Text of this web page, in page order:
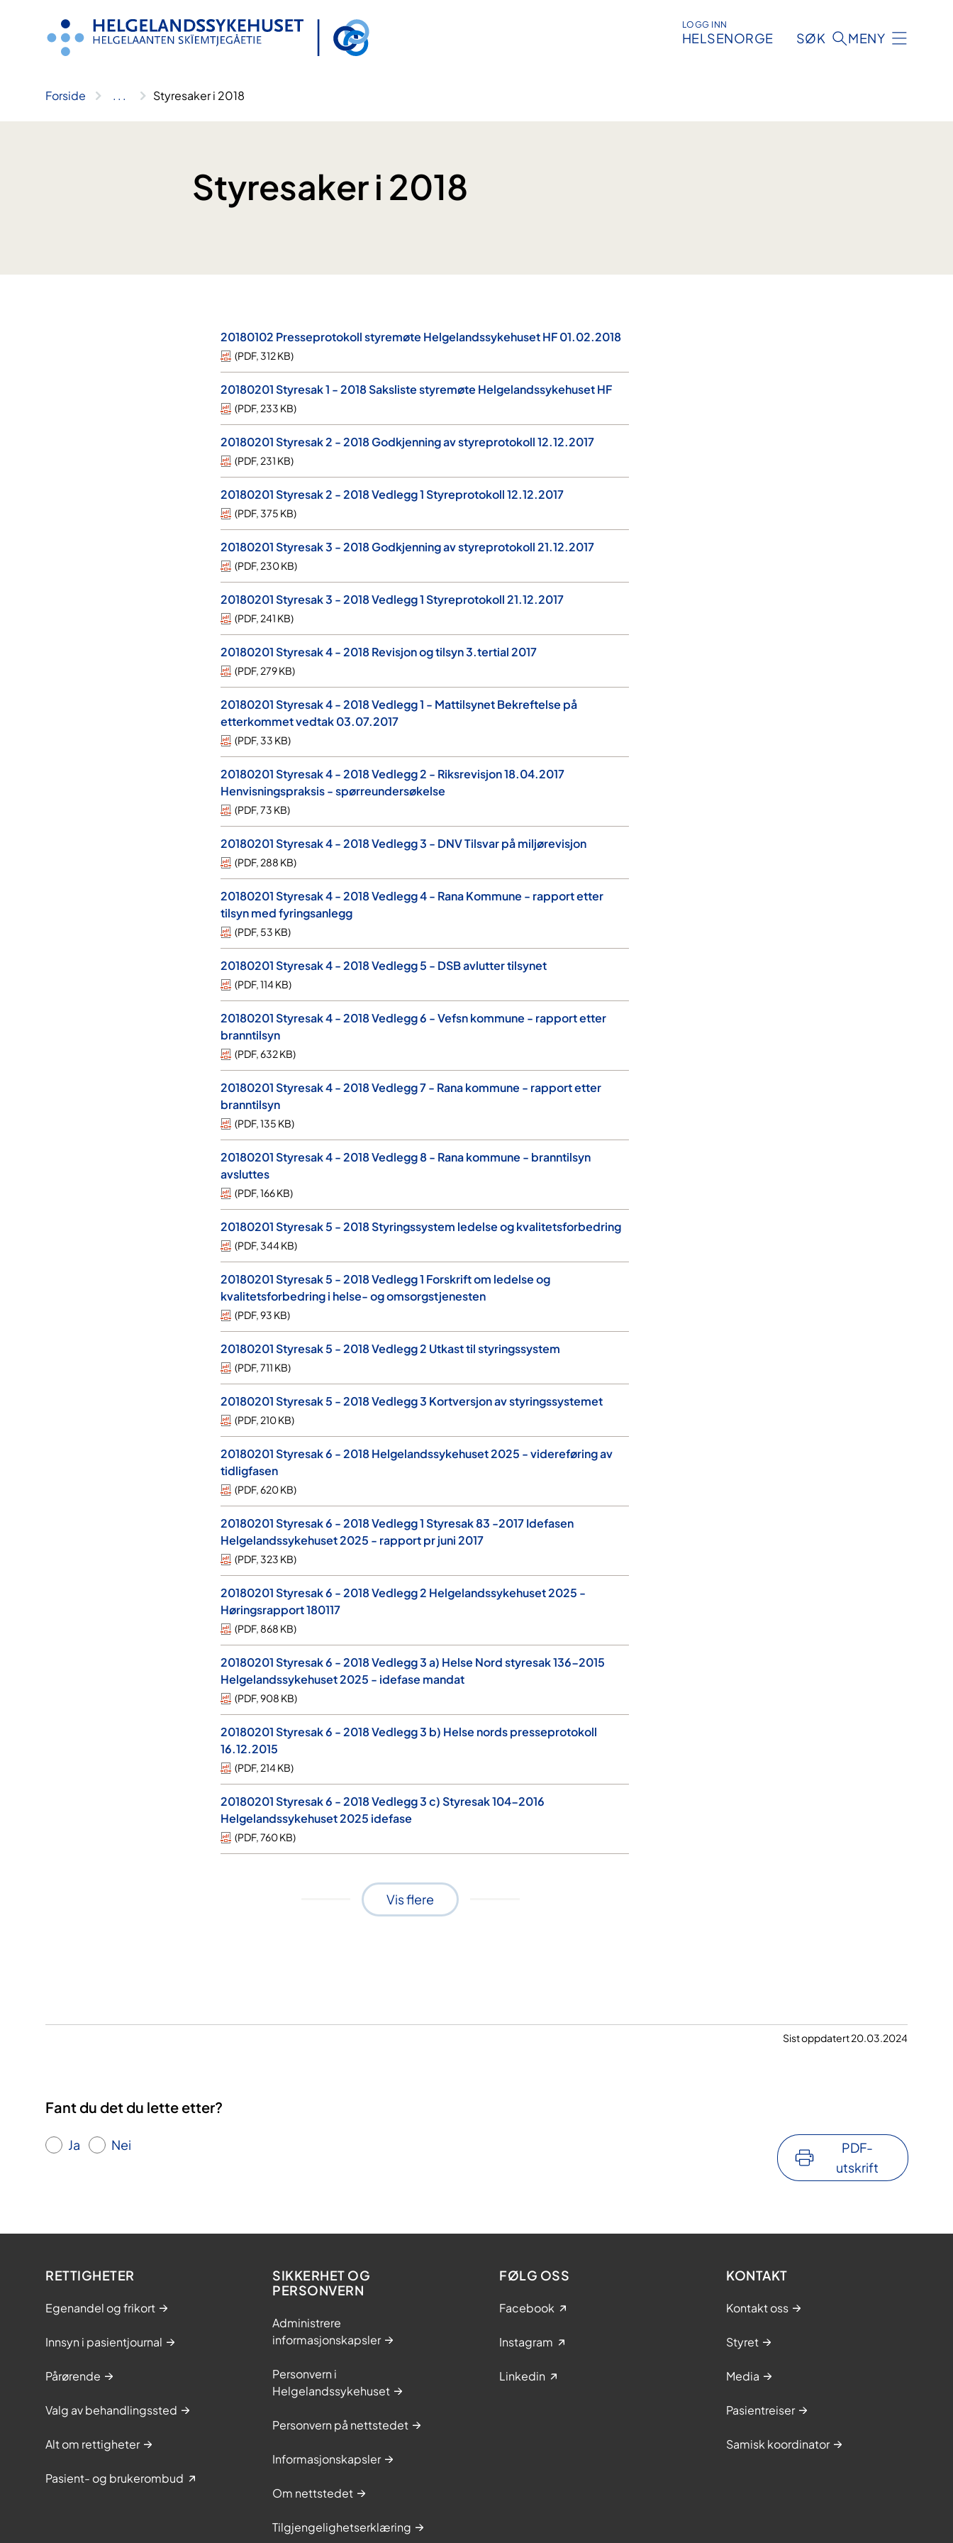
LOGG INN
HELSENORGE SØK MENY
Forside .. . Styresaker i 2018
Styresaker i 2018
20180102 Presseprotokoll styremøte Helgelandssykehuset HF 01.02.2018
(PDF, 312 KB)
20180201 Styresak 1 - 2018 Saksliste styremøte Helgelandssykehuset HF
(PDF, 233 KB)
20180201 Styresak 2 - 2018 Godkjenning av styreprotokoll 12.12.2017
(PDF, 231 KB)
20180201 Styresak 2 - 2018 Vedlegg 1 Styreprotokoll 12.12.2017
(PDF, 375 KB)
20180201 Styresak 3 - 2018 Godkjenning av styreprotokoll 21.12.2017
(PDF, 230 KB)
20180201 Styresak 3 - 2018 Vedlegg 1 Styreprotokoll 21.12.2017
(PDF, 241 KB)
20180201 Styresak 4 - 2018 Revisjon og tilsyn 3.tertial 2017
(PDF, 279 KB)
20180201 Styresak 4 - 2018 Vedlegg 1 - Mattilsynet Bekreftelse på
etterkommet vedtak 03.07.2017
(PDF, 33 KB)
20180201 Styresak 4 - 2018 Vedlegg 2 - Riksrevisjon 18.04.2017
Henvisningspraksis - spørreundersøkelse
(PDF,73 KB)
20180201 Styresak 4 - 2018 Vedlegg 3 - DNV Tilsvar på miljørevisjon
(PDF, 288 KB)
20180201 Styresak 4 - 2018 Vedlegg 4 - Rana Kommune - rapport etter
tilsyn med fyringsanlegg
(PDF, 53 KB)
20180201 Styresak 4 - 2018 Vedlegg 5 - DSB avlutter tilsynet
(PDF,114 KB)
20180201 Styresak 4 - 2018 Vedlegg 6 - Vefsn kommune - rapport etter
branntilsyn
(PDF,632 KB)
20180201 Styresak 4 - 2018 Vedlegg 7 - Rana kommune - rapport etter
branntilsyn
(PDF,135 KB)
20180201 Styresak 4 - 2018 Vedlegg 8 - Rana kommune - branntilsyn
avsluttes
(PDF,166 KB)
20180201 Styresak 5 - 2018 Styringssystem ledelse og kvalitetsforbedring
(PDF, 344 KB)
20180201 Styresak 5 - 2018 Vedlegg 1 Forskrift om ledelse og
kvalitetsforbedring i helse- og omsorgstjenesten
(PDF,93 KB)
20180201 Styresak 5 - 2018 Vedlegg 2 Utkast til styringssystem
(PDF,711 KB)
20180201 Styresak 5 - 2018 Vedlegg 3 Kortversjon av styringssystemet
(PDF, 210 KB)
20180201 Styresak 6 - 2018 Helgelandssykehuset 2025 - videreføring av
tidligfasen
(PDF,620 KB)
20180201 Styresak 6 - 2018 Vedlegg 1 Styresak 83 -2017 Idefasen
Helgelandssykehuset 2025 - rapport pr juni 2017
(PDF, 323 KB)
20180201 Styresak 6 - 2018 Vedlegg 2 Helgelandssykehuset 2025 -
Høringsrapport 180117
(PDF, 868 KB)
20180201 Styresak 6 - 2018 Vedlegg 3 a) Helse Nord styresak 136-2015
Helgelandssykehuset 2025 - idefase mandat
(PDF,908 KB)
20180201 Styresak 6 - 2018 Vedlegg 3 b) Helse nords presseprotokoll
16.12.2015
(PDF, 214 KB)
20180201 Styresak 6 - 2018 Vedlegg 3 c) Styresak 104-2016
Helgelandssykehuset 2025 idefase
(PDF,760 KB)
Vis flere
Sist oppdatert 20.03.2024
Fant du det du lette etter?
Ja Nei
PDF-
utskrift
RETTIGHETER
Egenandel og frikort
Innsyn i pasientjournal
Pårørende
Valg av behandlingssted
Alt om rettigheter
Pasient- og brukerombud
SIKKERHET OG
PERSONVERN
Administrere
informasjonskapsler
Personvern i
Helgelandssykehuset
Personvern på nettstedet
Informasjonskapsler
Om nettstedet
Tilgjengelighetserklæring
FØLG OSS
Facebook
Instagram
Linkedin
KONTAKT
Kontakt oss
Styret
Media
Pasientreiser
Samisk koordinator